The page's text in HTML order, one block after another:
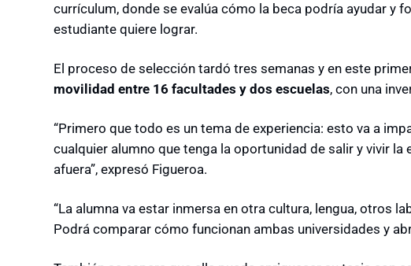
currículum, donde se evalúa cómo la beca podría ayudar y
estudiante quiere lograr.
El proceso de selección tardó tres semanas y en este
movilidad entre 16 facultades y dos escuelas, con una
“Primero que todo es un tema de experiencia: esto va a
cualquier alumno que tenga la oportunidad de salir y vivir la
afuera”, expresó Figueroa.
“La alumna va estar inmersa en otra cultura, lengua, otros
Podrá comparar cómo funcionan ambas universidades y